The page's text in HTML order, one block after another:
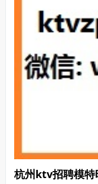
杭州ktv招聘模特